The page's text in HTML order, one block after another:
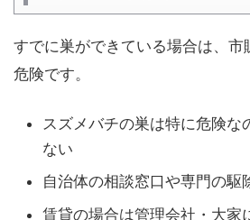
すでに巣ができている場合は、市
危険です。
スズメバチの巣は特に危険な
ない
自治体の相談窓口や専門の駆
賃貸の場合は管理会社・大家